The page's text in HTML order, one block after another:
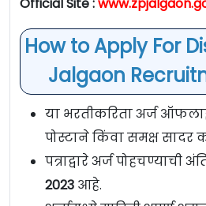
Official Site :
How to Apply For
Jalgaon
या भरतीकरिता अर्ज
पोस्टाने किंवा समक्ष सादर
पत्राद्वारे अर्ज पोहचण्याची
2023 आहे.